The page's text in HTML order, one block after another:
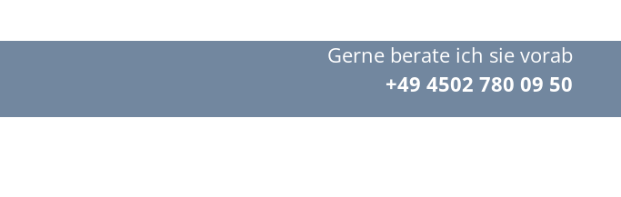
Gerne berate ich sie vorab
+49 4502 780 09 50